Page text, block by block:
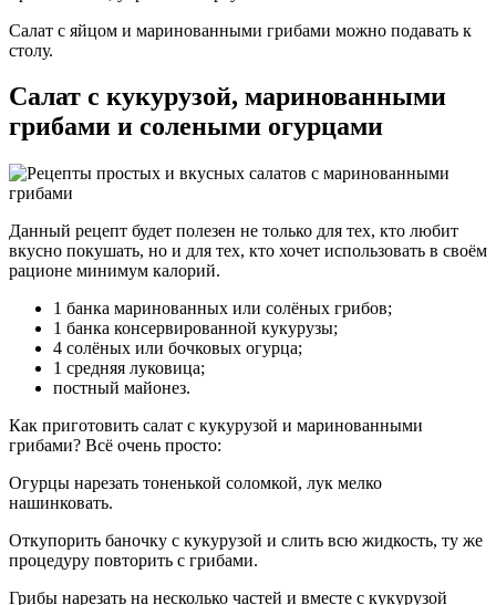
Салат с яйцом и маринованными грибами можно подавать к
столу.
Салат с кукурузой, маринованными
грибами и солеными огурцами
Данный рецепт будет полезен не только для тех, кто любит
вкусно покушать, но и для тех, кто хочет использовать в своём
рационе минимум калорий.
1 банка маринованных или солёных грибов;
1 банка консервированной кукурузы;
4 солёных или бочковых огурца;
1 средняя луковица;
постный майонез.
Как приготовить салат с кукурузой и маринованными
грибами? Всё очень просто:
Огурцы нарезать тоненькой соломкой, лук мелко
нашинковать.
Откупорить баночку с кукурузой и слить всю жидкость, ту же
процедуру повторить с грибами.
Грибы нарезать на несколько частей и вместе с кукурузой